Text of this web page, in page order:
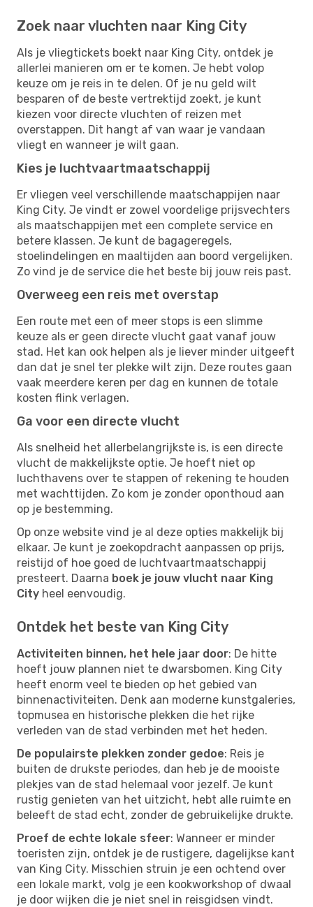
Zoek naar vluchten naar King City
Als je vliegtickets boekt naar King City, ontdek je
allerlei manieren om er te komen. Je hebt volop
keuze om je reis in te delen. Of je nu geld wilt
besparen of de beste vertrektijd zoekt, je kunt
kiezen voor directe vluchten of reizen met
overstappen. Dit hangt af van waar je vandaan
vliegt en wanneer je wilt gaan.
Kies je luchtvaartmaatschappij
Er vliegen veel verschillende maatschappijen naar
King City. Je vindt er zowel voordelige prijsvechters
als maatschappijen met een complete service en
betere klassen. Je kunt de bagageregels,
stoelindelingen en maaltijden aan boord vergelijken.
Zo vind je de service die het beste bij jouw reis past.
Overweeg een reis met overstap
Een route met een of meer stops is een slimme
keuze als er geen directe vlucht gaat vanaf jouw
stad. Het kan ook helpen als je liever minder uitgeeft
dan dat je snel ter plekke wilt zijn. Deze routes gaan
vaak meerdere keren per dag en kunnen de totale
kosten flink verlagen.
Ga voor een directe vlucht
Als snelheid het allerbelangrijkste is, is een directe
vlucht de makkelijkste optie. Je hoeft niet op
luchthavens over te stappen of rekening te houden
met wachttijden. Zo kom je zonder oponthoud aan
op je bestemming.
Op onze website vind je al deze opties makkelijk bij
elkaar. Je kunt je zoekopdracht aanpassen op prijs,
reistijd of hoe goed de luchtvaartmaatschappij
presteert. Daarna boek je jouw vlucht naar King
City heel eenvoudig.
Ontdek het beste van King City
Activiteiten binnen, het hele jaar door: De hitte
hoeft jouw plannen niet te dwarsbomen. King City
heeft enorm veel te bieden op het gebied van
binnenactiviteiten. Denk aan moderne kunstgaleries,
topmusea en historische plekken die het rijke
verleden van de stad verbinden met het heden.
De populairste plekken zonder gedoe: Reis je
buiten de drukste periodes, dan heb je de mooiste
plekjes van de stad helemaal voor jezelf. Je kunt
rustig genieten van het uitzicht, hebt alle ruimte en
beleeft de stad echt, zonder de gebruikelijke drukte.
Proef de echte lokale sfeer: Wanneer er minder
toeristen zijn, ontdek je de rustigere, dagelijkse kant
van King City. Misschien struin je een ochtend over
een lokale markt, volg je een kookworkshop of dwaal
je door wijken die je niet snel in reisgidsen vindt.